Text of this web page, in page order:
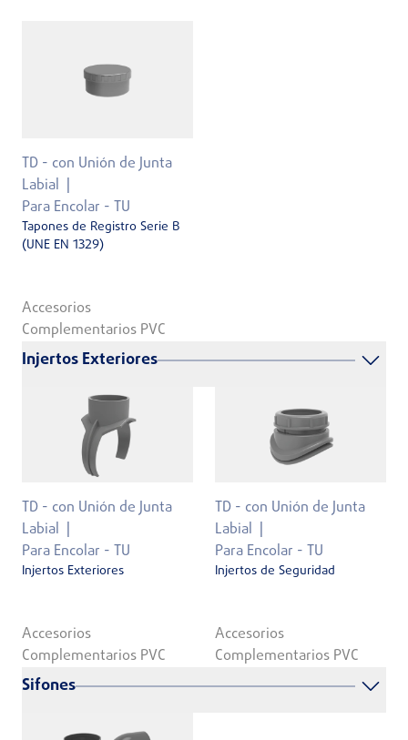
TD - con Unión de Junta
Labial
Para Encolar - TU
Tapones de Registro Serie B
(UNE EN 1329)
Accesorios
Complementarios PVC
Injertos Exteriores
TD - con Unión de Junta
Labial
Para Encolar - TU
Injertos Exteriores
Accesorios
Complementarios PVC
TD - con Unión de Junta
Labial
Para Encolar - TU
Injertos de Seguridad
Accesorios
Complementarios PVC
Sifones